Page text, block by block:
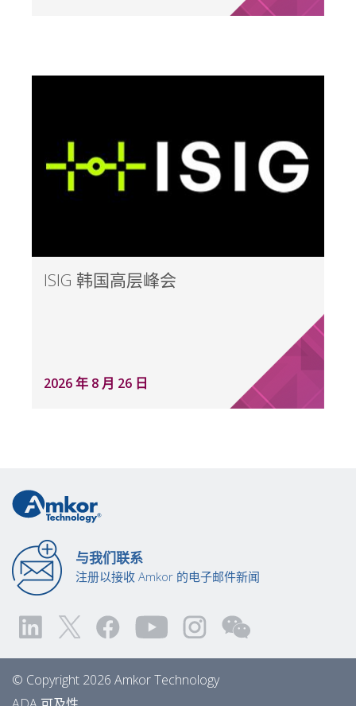
ISIG 韩国高层峰会
2026 年 8 月 26 日
与我们联系
注册以接收 Amkor 的电子邮件新闻
© Copyright 2026 Amkor Technology